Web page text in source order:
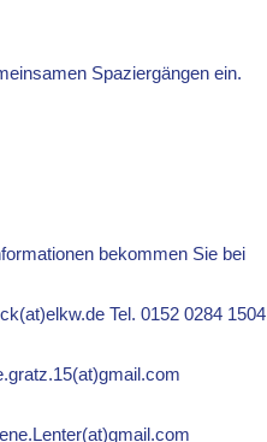
Spaziergängen ein.
bekommen Sie bei
Tel. 0152 0284 1504